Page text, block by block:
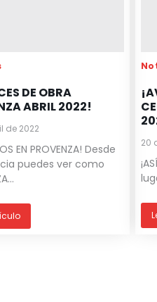
DE OBRA
ABRIL 2022!
de 2022
EN PROVENZA! Desde
puedes ver como
20